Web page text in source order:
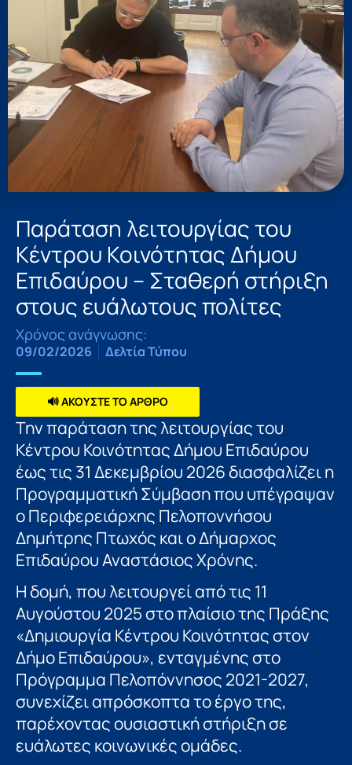
Παράταση λειτουργίας του
Κέντρου Κοινότητας Δήμου
Επιδαύρου – Σταθερή στήριξη
στους ευάλωτους πολίτες
Χρόνος ανάγνωσης:
09/02/2026 Δελτία Τύπου
🔊 ΑΚΟΥΣΤΕ ΤΟ ΑΡΘΡΟ
Την παράταση της λειτουργίας του
Κέντρου Κοινότητας Δήμου Επιδαύρου
έως τις 31 Δεκεμβρίου 2026 διασφαλίζει η
Προγραμματική Σύμβαση που υπέγραψαν
ο Περιφερειάρχης Πελοποννήσου
Δημήτρης Πτωχός και ο Δήμαρχος
Επιδαύρου Αναστάσιος Χρόνης.
Η δομή, που λειτουργεί από τις 11
Αυγούστου 2025 στο πλαίσιο της Πράξης
«Δημιουργία Κέντρου Κοινότητας στον
Δήμο Επιδαύρου», ενταγμένης στο
Πρόγραμμα Πελοπόννησος 2021-2027,
συνεχίζει απρόσκοπτα το έργο της,
παρέχοντας ουσιαστική στήριξη σε
ευάλωτες κοινωνικές ομάδες.